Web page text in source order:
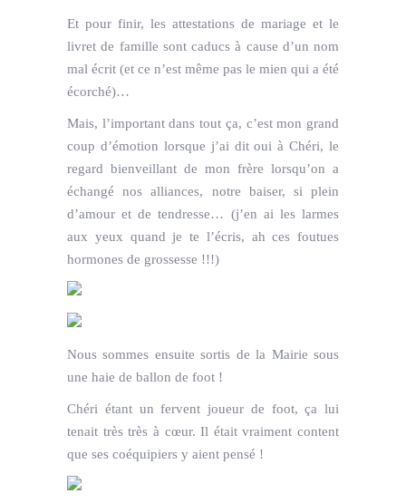
Et pour finir, les attestations de mariage et le
livret de famille sont caducs à cause d’un nom
mal écrit (et ce n’est même pas le mien qui a été
écorché)…
Mais, l’important dans tout ça, c’est mon grand
coup d’émotion lorsque j’ai dit oui à Chéri, le
regard bienveillant de mon frère lorsqu’on a
échangé nos alliances, notre baiser, si plein
d’amour et de tendresse… (j’en ai les larmes
aux yeux quand je te l’écris, ah ces foutues
hormones de grossesse !!!)
Nous sommes ensuite sortis de la Mairie sous
une haie de ballon de foot !
Chéri étant un fervent joueur de foot, ça lui
tenait très très à cœur. Il était vraiment content
que ses coéquipiers y aient pensé !